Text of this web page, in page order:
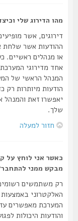
מהו הדירוג שלי וכיצד
דירוגים, אשר
ההודעות אשר שלחת או
או מנהלים ראשיים.
אחד מדירוגי המערכת
המנהל הראשי של
הודעות מיותרות רק כדי
יאפשרו זאת והמנהל או
חזור למעלה
כאשר אני לוחץ על
מבקש ממני להתחבר?
רק משתמשים רשומים
האלקטרוני באמצעות
המערכת מאפשרים עזר
והודעות היכולות